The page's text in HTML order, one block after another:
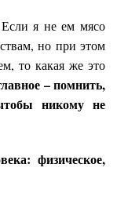
я не ем мясо
но при этом
то какая же это
– помнить,
никому не
физическое,